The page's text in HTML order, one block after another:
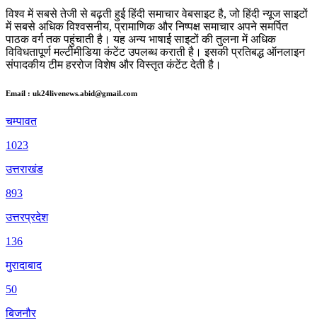
विश्व में सबसे तेजी से बढ़ती हुई हिंदी समाचार वेबसाइट है, जो हिंदी न्यूज साइटों
में सबसे अधिक विश्वसनीय, प्रामाणिक और निष्पक्ष समाचार अपने समर्पित
पाठक वर्ग तक पहुंचाती है। यह अन्य भाषाई साइटों की तुलना में अधिक
विविधतापूर्ण मल्टीमीडिया कंटेंट उपलब्ध कराती है। इसकी प्रतिबद्ध ऑनलाइन
संपादकीय टीम हररोज विशेष और विस्तृत कंटेंट देती है।
Email : uk24livenews.abid@gmail.com
चम्पावत
1023
उत्तराखंड
893
उत्तरप्रदेश
136
मुरादाबाद
50
बिजनौर